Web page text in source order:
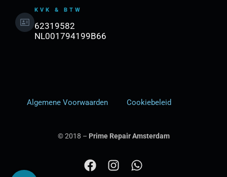
KVK & BTW
62319582
NL001794199B66
Algemene Voorwaarden Cookiebeleid
© 2018 – Prime Repair Amsterdam
F I W